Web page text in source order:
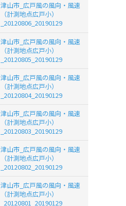
津山市_広戸風の風向・風速
（計測地点広戸小）
_20120806_20190129
津山市_広戸風の風向・風速
（計測地点広戸小）
_20120805_20190129
津山市_広戸風の風向・風速
（計測地点広戸小）
_20120804_20190129
津山市_広戸風の風向・風速
（計測地点広戸小）
_20120803_20190129
津山市_広戸風の風向・風速
（計測地点広戸小）
_20120802_20190129
津山市_広戸風の風向・風速
（計測地点広戸小）
_20120801_20190129